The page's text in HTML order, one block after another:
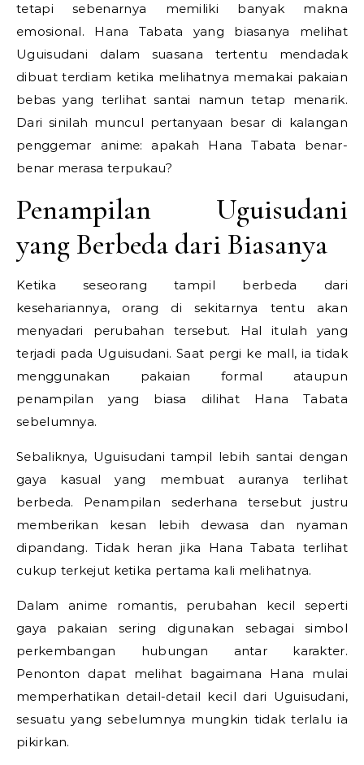
tetapi sebenarnya memiliki banyak makna
emosional. Hana Tabata yang biasanya melihat
Uguisudani dalam suasana tertentu mendadak
dibuat terdiam ketika melihatnya memakai pakaian
bebas yang terlihat santai namun tetap menarik.
Dari sinilah muncul pertanyaan besar di kalangan
penggemar anime: apakah Hana Tabata benar-
benar merasa terpukau?
Penampilan Uguisudani
yang Berbeda dari Biasanya
Ketika seseorang tampil berbeda dari
kesehariannya, orang di sekitarnya tentu akan
menyadari perubahan tersebut. Hal itulah yang
terjadi pada Uguisudani. Saat pergi ke mall, ia tidak
menggunakan pakaian formal ataupun
penampilan yang biasa dilihat Hana Tabata
sebelumnya.
Sebaliknya, Uguisudani tampil lebih santai dengan
gaya kasual yang membuat auranya terlihat
berbeda. Penampilan sederhana tersebut justru
memberikan kesan lebih dewasa dan nyaman
dipandang. Tidak heran jika Hana Tabata terlihat
cukup terkejut ketika pertama kali melihatnya.
Dalam anime romantis, perubahan kecil seperti
gaya pakaian sering digunakan sebagai simbol
perkembangan hubungan antar karakter.
Penonton dapat melihat bagaimana Hana mulai
memperhatikan detail-detail kecil dari Uguisudani,
sesuatu yang sebelumnya mungkin tidak terlalu ia
pikirkan.